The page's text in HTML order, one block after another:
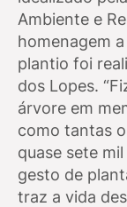
Ambiente e
homenagem
plantio foi
dos Lopes.
árvore em
como tantas
quase sete
gesto de
traz a vida